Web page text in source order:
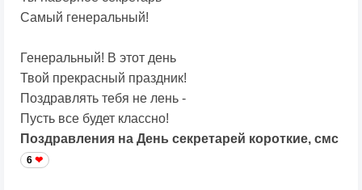
Самый генеральный!
Генеральный! В этот день
Твой прекрасный праздник!
Поздравлять тебя не лень -
Пусть все будет классно!
Поздравления на День секретарей короткие, смс
6